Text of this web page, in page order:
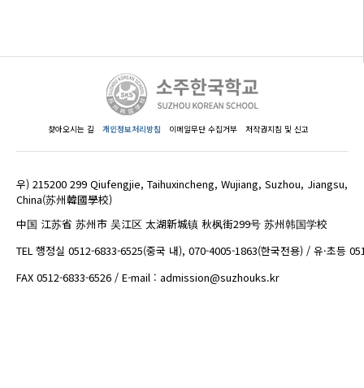
찾아오시는 길 개인정보처리방침 이메일무단 수집거부 저작권지침 및 신고
우) 215200 299 Qiufengjie, Taihuxincheng, Wujiang, Suzhou, Jiangsu,
China(苏州韓國學校)
中国 江苏省 苏州市 吴江区 太湖新城镇 秋枫街299号 苏州韩国学校
TEL 행정실 0512-6833-6525(중국 내), 070-4005-1863(한국전용) / 유·초등
FAX 0512-6833-6526 / E-mail : admission@suzhouks.kr